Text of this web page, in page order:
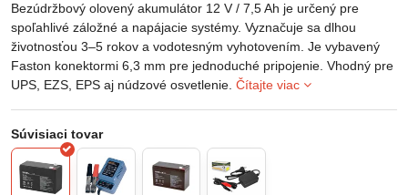
Bezúdržbový olovený akumulátor 12 V / 7,5 Ah je určený pre
spoľahlivé záložné a napájacie systémy. Vyznačuje sa dlhou
životnosťou 3–5 rokov a vodotesným vyhotovením. Je vybavený
Faston konektormi 6,3 mm pre jednoduché pripojenie. Vhodný pre
UPS, EZS, EPS aj núdzové osvetlenie. Čítajte viac